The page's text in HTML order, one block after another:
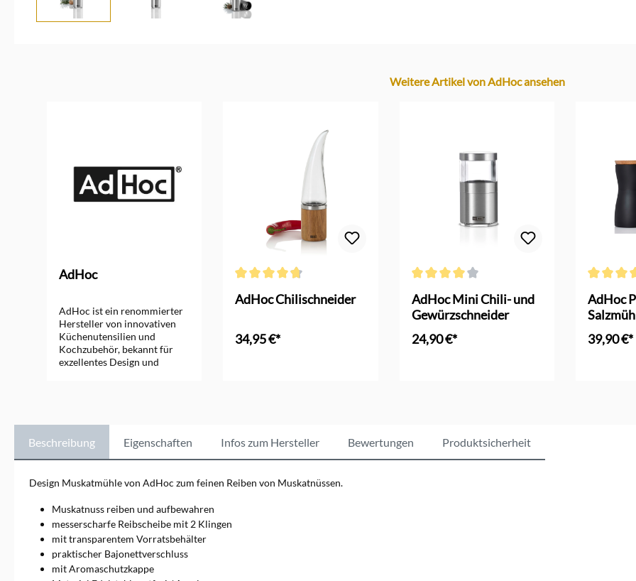
Weitere Artikel von AdHoc ansehen
AdHoc
AdHoc ist ein renommierter
Hersteller von innovativen
Küchenutensilien und
Kochzubehör, bekannt für
exzellentes Design und
umfasst, setzt AdHoc
Maßstäbe in Qualität und
Ästhetik. Die Marke steht für
durchdachte, elegante
Lösungen, die den Kochalltag
bereichern und vereinfachen.
Tradition und Moderne,
indem es klassische
Handwerkskunst mit
neuesten Technologien
kombiniert. Ob passionierte
AdHoc Chilischneider
34,95 €*
AdHoc Mini Chili- und
Gewürzschneider
24,90 €*
AdHoc
schwarz
39,90 €*
Beschreibung Eigenschaften Infos zum Hersteller Bewertungen Produktsicherheit
Design Muskatmühle von AdHoc zum feinen Reiben von Muskatnüssen.
Muskatnuss reiben und aufbewahren
messerscharfe Reibscheibe mit 2 Klingen
mit transparentem Vorratsbehälter
praktischer Bajonettverschluss
mit Aromaschutzkappe